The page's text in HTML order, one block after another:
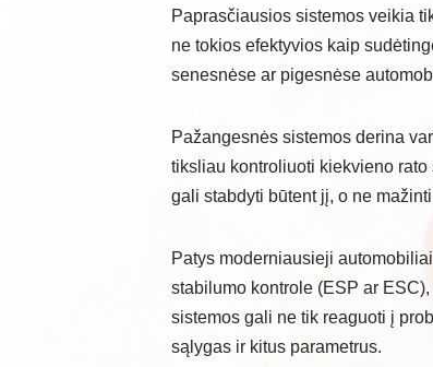
Paprasčiausios sistemos veikia
ne tokios efektyvios kaip
senesnėse ar pigesnėse
Pažangesnės sistemos derina
tiksliau kontroliuoti kiekvieno
gali stabdyti būtent jį, o ne
Patys moderniausieji
stabilumo kontrole (ESP ar
sistemos gali ne tik reaguoti į
sąlygas ir kitus parametrus.